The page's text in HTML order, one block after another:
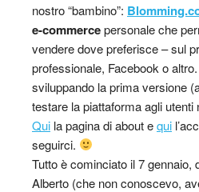
nostro “bambino”:
e-commercepersonale che
vendere dove preferisce – sul
professionale, Facebook o
sviluppando la prima versione
testare la piattaforma agli
Qui la pagina di about equi
seguirci.
Tutto è cominciato il 7 gennaio,
Alberto (che non conoscevo,